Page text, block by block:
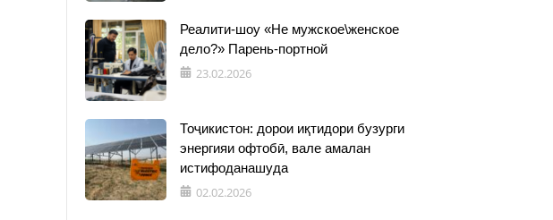
Реалити-шоу «Не мужское\женское
дело?» Парень-портной
23.02.2026
Тоҷикистон: дорои иқтидори бузурги
энергияи офтобӣ, вале амалан
истифоданашуда
02.02.2026